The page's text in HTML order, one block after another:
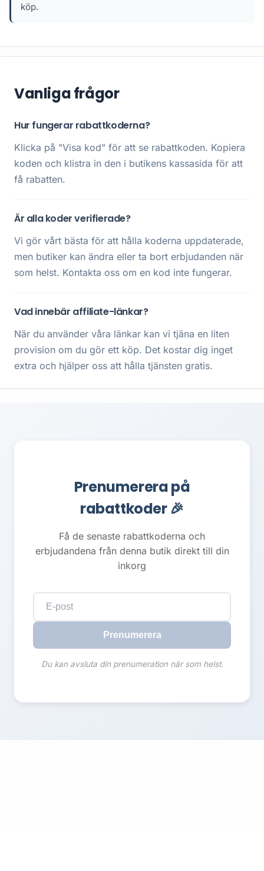
köp.
Vanliga frågor
Hur fungerar rabattkoderna?
Klicka på "Visa kod" för att se rabattkoden. Kopiera
koden och klistra in den i butikens kassasida för att
få rabatten.
Är alla koder verifierade?
Vi gör vårt bästa för att hålla koderna uppdaterade,
men butiker kan ändra eller ta bort erbjudanden när
som helst. Kontakta oss om en kod inte fungerar.
Vad innebär affiliate-länkar?
När du använder våra länkar kan vi tjäna en liten
provision om du gör ett köp. Det kostar dig inget
extra och hjälper oss att hålla tjänsten gratis.
Prenumerera på
rabattkoder 🎉
Få de senaste rabattkoderna och
erbjudandena från denna butik direkt till din
inkorg
Prenumerera
Du kan avsluta din prenumeration när som helst.